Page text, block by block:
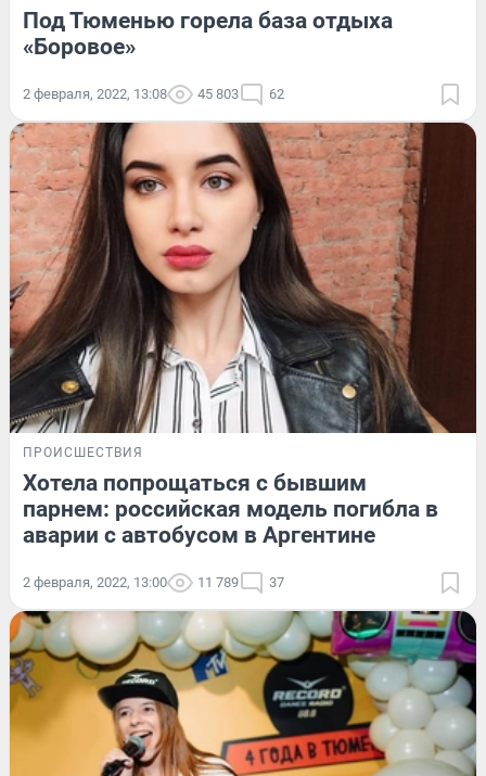
Под Тюменью горела база отдыха
«Боровое»
2 февраля, 2022, 13:08 45 803 62
ПРОИСШЕСТВИЯ
Хотела попрощаться с бывшим
парнем: российская модель погибла в
аварии с автобусом в Аргентине
2 февраля, 2022, 13:00 11 789 37